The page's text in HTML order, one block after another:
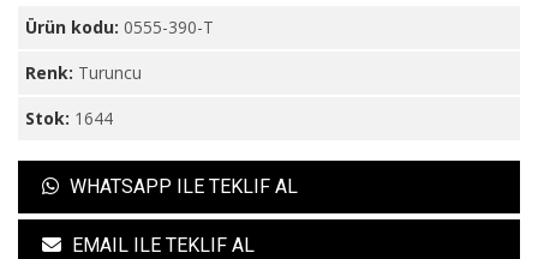
Ürün kodu: 0555-390-T
Renk: Turuncu
Stok: 1644
WHATSAPP ILE TEKLIF AL
EMAIL ILE TEKLIF AL